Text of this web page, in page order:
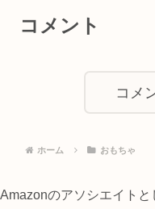
コメント
コメ
ホーム おもちゃ
Amazonのアソシエイト